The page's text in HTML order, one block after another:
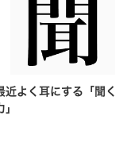
近よく耳にする「聞く
」